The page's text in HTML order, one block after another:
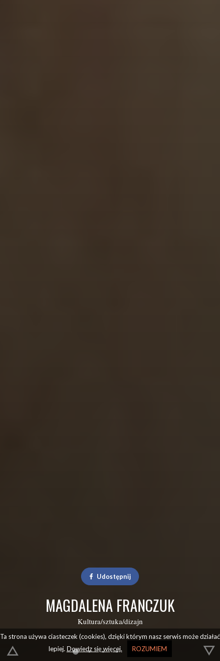
Udostępnij
MAGDALENA FRANCZUK
Kultura/sztuka/dizajn
Ta strona używa ciasteczek (cookies), dzięki którym nasz serwis może działać
lepiej. Dowiedz się więcej. ROZUMIEM